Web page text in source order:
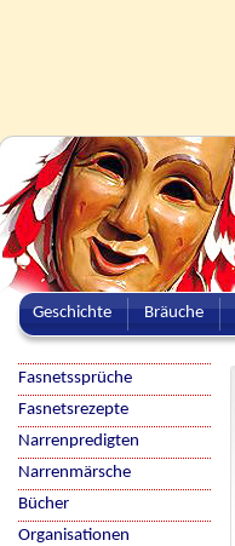
Geschichte Bräuche
Fasnetssprüche
Fasnetsrezepte
Narrenpredigten
Narrenmärsche
Bücher
Organisationen